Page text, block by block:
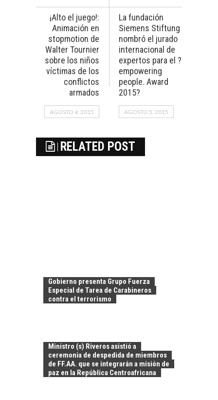
¡Alto el juego!:
Animación en
stopmotion de
Walter Tournier
sobre los niños
víctimas de los
conflictos
armados
AGOSTO 4, 2015
La fundación
Siemens Stiftung
nombró el jurado
internacional de
expertos para el ?
empowering
people. Award
2015?
AGOSTO 5, 2015
RELATED POST
Gobierno presenta Grupo Fuerza
Especial de Tarea de Carabineros
contra el terrorismo
Ministro (s) Riveros asistió a
ceremonia de despedida de miembros
de FF.AA. que se integrarán a misión de
paz en la República Centroafricana